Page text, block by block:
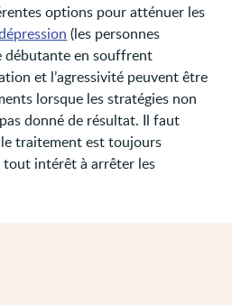
options pour atténuer les
(les personnes
débutante en souffrent
et l’agressivité peuvent être
lorsque les stratégies non
donné de résultat. Il faut
traitement est toujours
intérêt à arrêter les